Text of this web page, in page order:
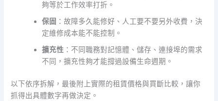
夠等於工作效率打折。
保固 ：故障多久能修好、人工要不要另外收費，決
定維修成本能不能控制。
擴充性 ：不同職務對記憶體、儲存、連接埠的需求
不同，擴充性夠才能撐過設備生命週期。
以下依序拆解，最後附上實際的租賃價格與買斷比較，讓你
抓得出具體數字再做決定。